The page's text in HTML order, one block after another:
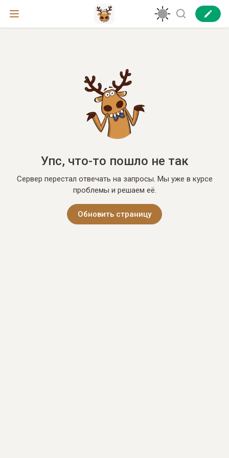
Упс, что-то пошло не так
Сервер перестал отвечать на запросы. Мы уже в курсе
проблемы и решаем её.
Обновить страницу